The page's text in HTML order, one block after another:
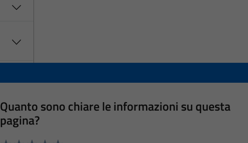
Quanto sono chiare le informazioni su questa
pagina?